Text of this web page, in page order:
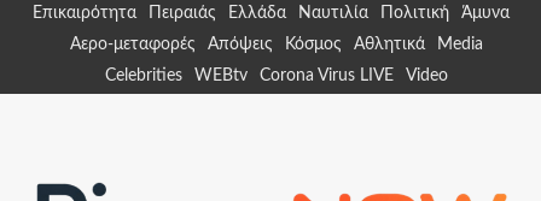
Επικαιρότητα Πειραιάς Ελλάδα Ναυτιλία Πολιτική
Άμυνα
Αερο-μεταφορές
Απόψεις Κόσμος Αθλητικά
Media
Celebrities
WEBtv Corona Virus LIVE Video